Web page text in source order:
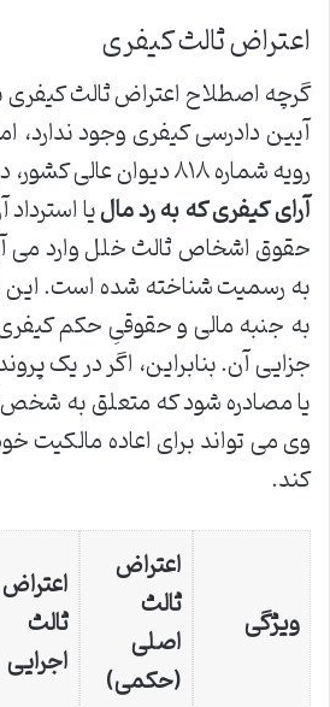
اعتراض ثالث کیفری
گرچه اصطلاح اعتراض ثالث
آیین دادرسی کیفری وجود ندارد،
رویه شماره ۸۱۸ دیوان عالی کشور، در خصوص آن بخش از
آرای کیفری که به رد مالیا
حقوق اشخاص ثالث خلل وارد می
به رسمیت شناخته شده است. این
به جنبه مالی و حقوقیِ حکم
جزایی آن. بنابراین، اگر در یک
یا مصادره شود که متعلق به شخص
وی می تواند برای اعاده مالکیت
کند.
ویژگی
اعتراض
ثالث
اصلی
(حکمی)
اعتراض
ثالث
اجرایی